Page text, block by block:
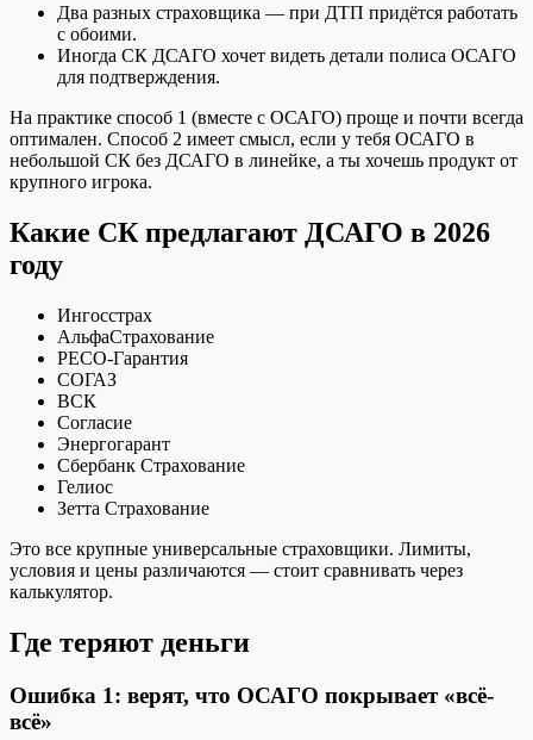
Два разных страховщика — при ДТП придётся работать
с обоими.
Иногда СК ДСАГО хочет видеть детали полиса ОСАГО
для подтверждения.
На практике способ 1 (вместе с ОСАГО) проще и почти всегда
оптимален. Способ 2 имеет смысл, если у тебя ОСАГО в
небольшой СК без ДСАГО в линейке, а ты хочешь продукт от
крупного игрока.
Какие СК предлагают ДСАГО в 2026
году
Ингосстрах
АльфаСтрахование
РЕСО-Гарантия
СОГАЗ
ВСК
Согласие
Энергогарант
Сбербанк Страхование
Гелиос
Зетта Страхование
Это все крупные универсальные страховщики. Лимиты,
условия и цены различаются — стоит сравнивать через
калькулятор.
Где теряют деньги
Ошибка 1: верят, что ОСАГО покрывает «всё-
всё»